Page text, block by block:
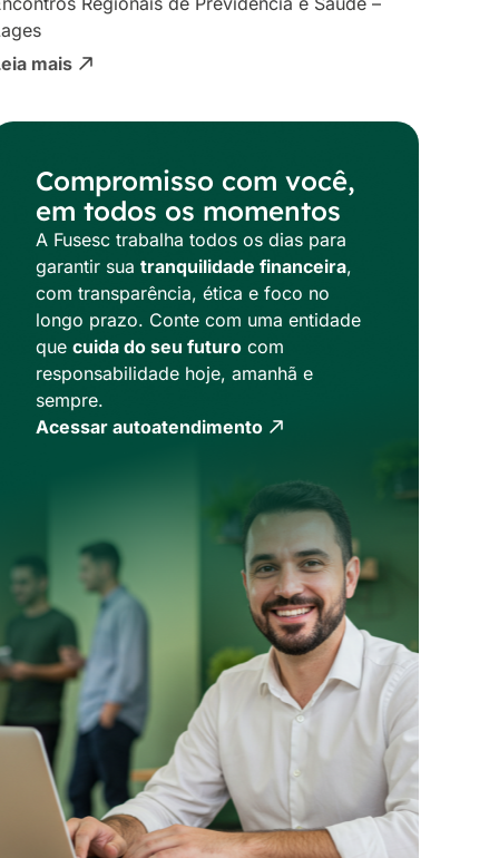
mais
Compromisso com você,
em todos os momentos
A Fusesc trabalha todos os dias para
garantir sua tranquilidade financeira,
com transparência, ética e foco no
longo prazo. Conte com uma entidade
que cuida do seu futuro com
responsabilidade hoje, amanhã e
sempre.
Acessar autoatendimento